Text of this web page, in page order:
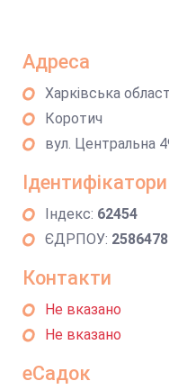
Адреса
Харківська
Коротич
вул. Центральна
Ідентифікатори
Індекс: 62454
ЄДРПОУ:
Контакти
Не вказано
Не вказано
еСадок